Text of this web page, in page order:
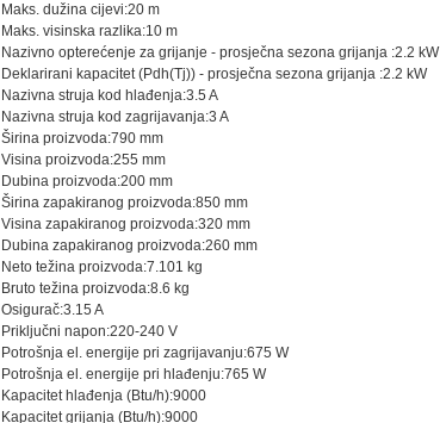
Maks. dužina cijevi:20 m
Maks. visinska razlika:10 m
Nazivno opterećenje za grijanje - prosječna sezona grijanja :2.2 kW
Deklarirani kapacitet (Pdh(Tj)) - prosječna sezona grijanja :2.2 kW
Nazivna struja kod hlađenja:3.5 A
Nazivna struja kod zagrijavanja:3 A
Širina proizvoda:790 mm
Visina proizvoda:255 mm
Dubina proizvoda:200 mm
Širina zapakiranog proizvoda:850 mm
Visina zapakiranog proizvoda:320 mm
Dubina zapakiranog proizvoda:260 mm
Neto težina proizvoda:7.101 kg
Bruto težina proizvoda:8.6 kg
Osigurač:3.15 A
Priključni napon:220-240 V
Potrošnja el. energije pri zagrijavanju:675 W
Potrošnja el. energije pri hlađenju:765 W
Kapacitet hlađenja (Btu/h):9000
Kapacitet grijanja (Btu/h):9000